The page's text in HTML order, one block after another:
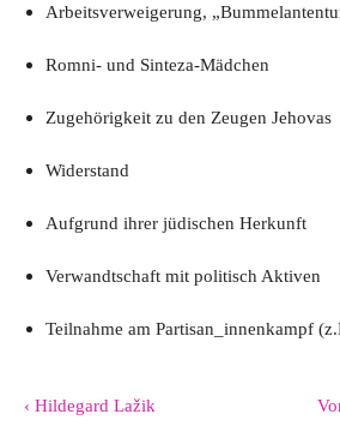
Arbeitsverweigerung,
Romni- und Sinteza-Mädchen
Zugehörigkeit zu den Zeugen Jehovas
Widerstand
Aufgrund ihrer jüdischen Herkunft
Verwandtschaft mit politisch Aktiven
Teilnahme am Partisan_innenkampf
‹ Hildegard Lažik